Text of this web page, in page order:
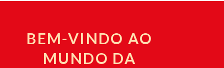
BEM-VINDO AO
MUNDO DA